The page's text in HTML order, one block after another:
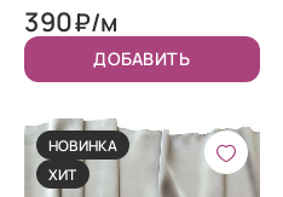
390₽/м
ДОБАВИТЬ
НОВИНКА
ХИТ